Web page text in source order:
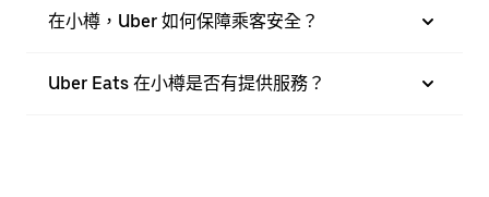
在小樽，Uber 如何保障乘客安全？
Uber Eats 在小樽是否有提供服務？